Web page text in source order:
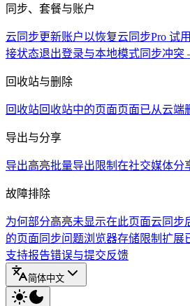
同步、套餐与账户
云同步更新账户以恢复云同步Pro 试
接状态退出登录与本地模式同步冲突
回收站与删除
回收站回收站中的页面页面已从云端
导出与分享
导出高亮批量导出限制 在社交媒体分
故障排除
为何部分高亮未显示在此页面云同步
的页面 同步问题浏览器存储限制 扩展
支持报告错误与提交反馈
简体中文